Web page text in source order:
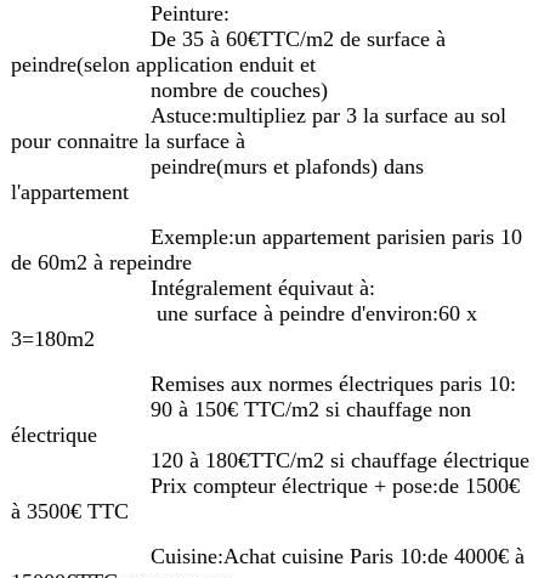
Peinture:
De 35 à 60€TTC/m2 de surface à
peindre(selon application enduit et
nombre de couches)
Astuce:multipliez par 3 la surface au sol
pour connaitre la surface à
peindre(murs et plafonds) dans
l'appartement
Exemple:un appartement parisien paris 10
de 60m2 à repeindre
Intégralement équivaut à:
une surface à peindre d'environ:60 x
3=180m2
Remises aux normes électriques paris 10:
90 à 150€ TTC/m2 si chauffage non
électrique
120 à 180€TTC/m2 si chauffage électrique
Prix compteur électrique + pose:de 1500€
à 3500€ TTC
Cuisine:Achat cuisine Paris 10:de 4000€ à